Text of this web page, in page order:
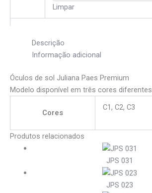
Limpar
Descrição
Informação adicional
Óculos de sol Juliana Paes Premium
Modelo disponível em três cores diferentes.
Cores
C1, C2, C3
Produtos relacionados
JPS 031
JPS 023